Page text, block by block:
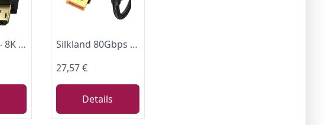
KabelDirekt – 8K DisplayPort-Kabel – 3m – v1.4, VESA-zertifiziert
Silkland 80Gbps DisplayPort Kabel 2.1 3M DP80, [8K@240Hz 4K@540Hz 360Hz 240Hz 180Hz] DP 2.1 Kabel 16K, HDR10 FreeSync G-Sync UHBR20 Display Port Kabel für PC, 240Hz Gaming-Monitor, 5090 4090 7900XTX
27,57 €
Details